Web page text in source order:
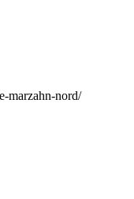
marzahn-nord/